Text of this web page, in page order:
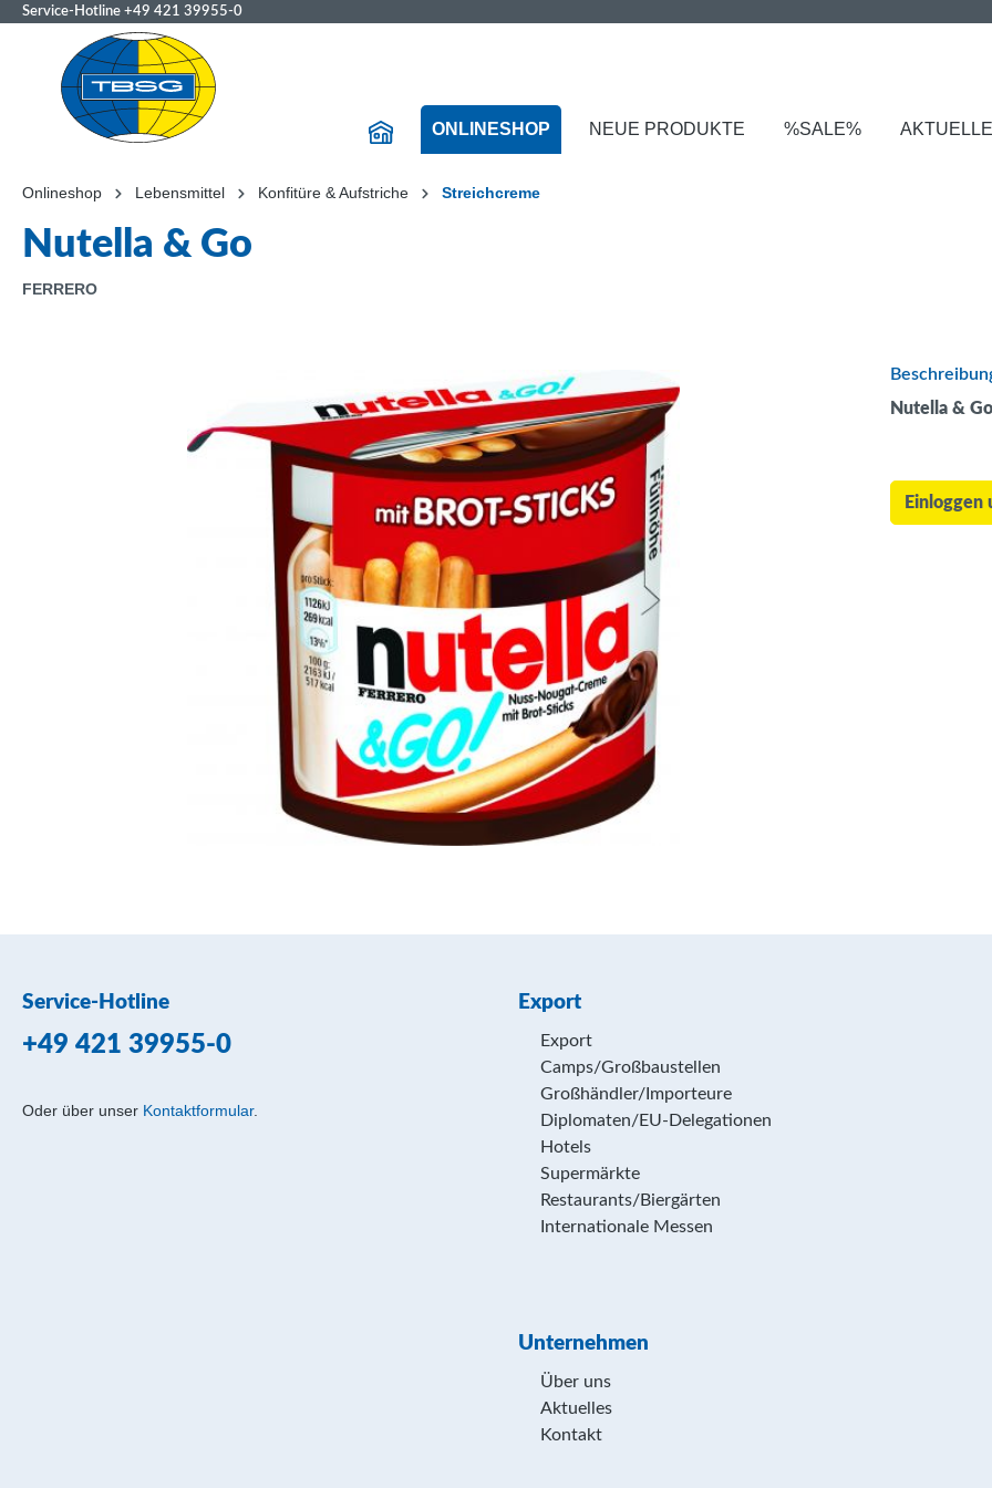
Service-Hotline +49 421 39955-0
ONLINESHOP NEUE PRODUKTE %SALE%
Onlineshop Lebensmittel Konfitüre & Aufstriche Streichcreme
Nutella & Go
FERRERO
Nutella & Go
Einloggen
Service-Hotline
+49 421 39955-0
Oder über unser Kontaktformular.
Export
Export
Camps/Großbaustellen
Großhändler/Importeure
Diplomaten/EU-Delegationen
Hotels
Supermärkte
Restaurants/Biergärten
Internationale Messen
Unternehmen
Über uns
Aktuelles
Kontakt